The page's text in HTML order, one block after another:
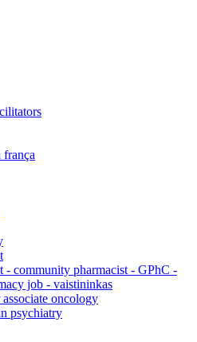
frança
- community pharmacist - GPhC -
job - vaistininkas
oncology
psychiatry